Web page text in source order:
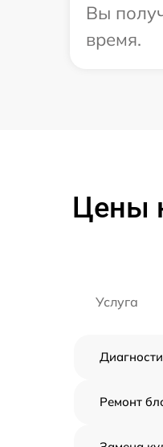
Вы
время.
Цены
Услуга
Ремонт